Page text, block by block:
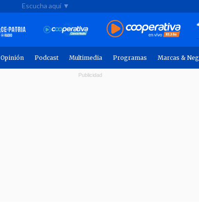
Escucha aquí ▼
Opinión Podcast Multimedia Programas Marcas &